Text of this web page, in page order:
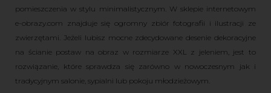
pomieszczenia w stylu minimalistycznym. W sklepie internetowym
e-obrazy.com znajduje się ogromny zbiór fotografii i ilustracji ze
zwierzętami. Jeżeli lubisz mocne zdecydowane desenie dekoracyjne
na ścianie postaw na obraz w rozmiarze XXL z jeleniem, jest to
rozwiązanie, które sprawdza się zarówno w nowoczesnym jak i
tradycyjnym salonie, sypialni lub pokoju młodzieżowym.